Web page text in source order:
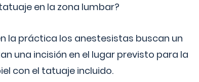
en la zona lumbar?
la práctica los anestesistas buscan un
una incisión en el lugar previsto para la
con el tatuaje incluido.